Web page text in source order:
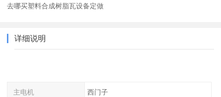
去哪买塑料合成树脂瓦设备定做
详细说明
主电机 西门子